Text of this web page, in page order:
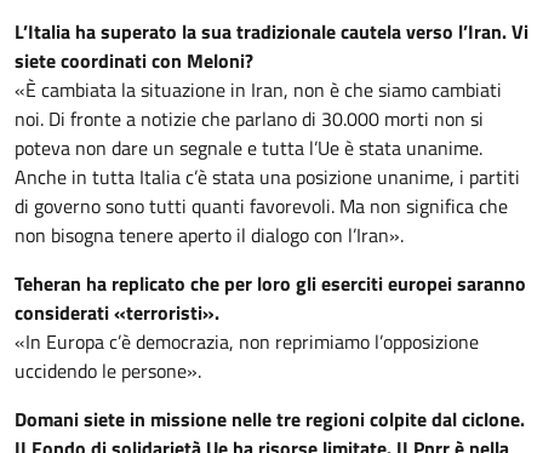
L’Italia ha superato la sua tradizionale cautela verso l’Iran. Vi
siete coordinati con Meloni?
«È cambiata la situazione in Iran, non è che siamo cambiati
noi. Di fronte a notizie che parlano di 30.000 morti non si
poteva non dare un segnale e tutta l’Ue è stata unanime.
Anche in tutta Italia c’è stata una posizione unanime, i partiti
di governo sono tutti quanti favorevoli. Ma non significa che
non bisogna tenere aperto il dialogo con l’Iran».
Teheran ha replicato che per loro gli eserciti europei saranno
considerati «terroristi».
«In Europa c’è democrazia, non reprimiamo l’opposizione
uccidendo le persone».
Domani siete in missione nelle tre regioni colpite dal ciclone.